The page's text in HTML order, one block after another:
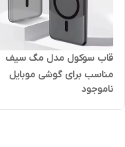
قاب سوکول مدل مگ سیف
مناسب برای گوشی موبایل
شیائومی Poco C75
ناموجود